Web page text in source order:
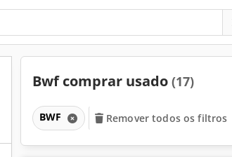
Bwf comprar usado (17)
BWF Remover todos os filtros